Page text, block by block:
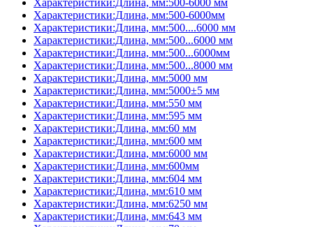
Характеристики:Длина, мм:500-6000 мм
Характеристики:Длина, мм:500-6000мм
Характеристики:Длина, мм:500....6000 мм
Характеристики:Длина, мм:500...6000 мм
Характеристики:Длина, мм:500...6000мм
Характеристики:Длина, мм:500...8000 мм
Характеристики:Длина, мм:5000 мм
Характеристики:Длина, мм:5000±5 мм
Характеристики:Длина, мм:550 мм
Характеристики:Длина, мм:595 мм
Характеристики:Длина, мм:60 мм
Характеристики:Длина, мм:600 мм
Характеристики:Длина, мм:6000 мм
Характеристики:Длина, мм:600мм
Характеристики:Длина, мм:604 мм
Характеристики:Длина, мм:610 мм
Характеристики:Длина, мм:6250 мм
Характеристики:Длина, мм:643 мм